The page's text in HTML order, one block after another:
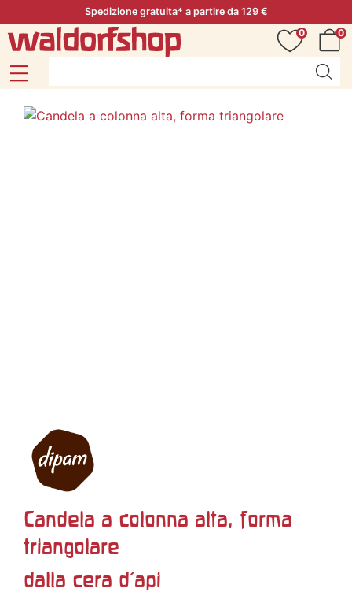
Spedizione gratuita* a partire da 129 €
0
0
Candela a colonna alta, forma
triangolare
dalla cera d'api